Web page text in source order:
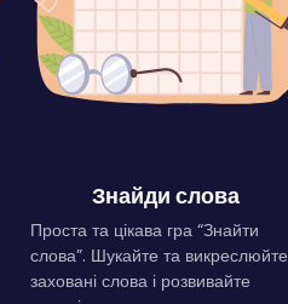
Знайди слова
Проста та цікава гра “Знайти
слова”. Шукайте та викреслюйте
заховані слова і розвивайте